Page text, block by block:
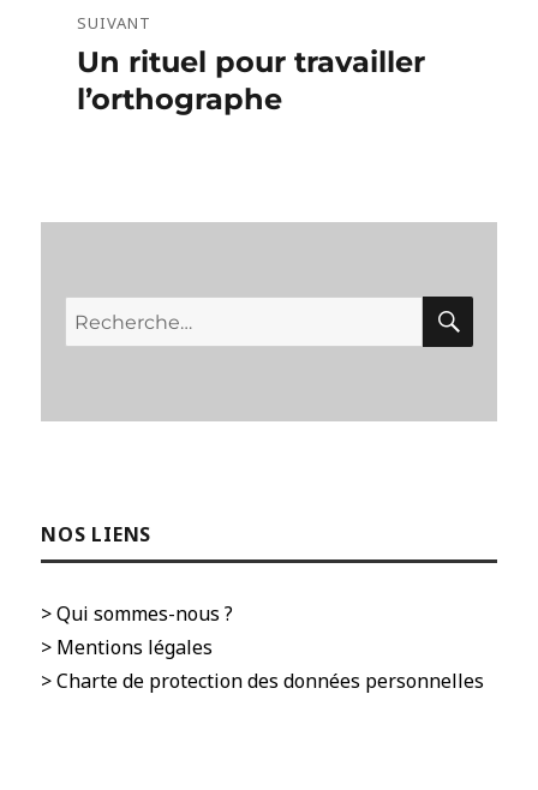
l’article
SUIVANT
Publication
suivante :
Un rituel pour travailler
l’orthographe
Recherche
pour :
NOS LIENS
> Qui sommes-nous ?
> Mentions légales
> Charte de protection des données personnelles